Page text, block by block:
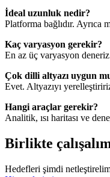
İdeal uzunluk nedir?
Platforma bağlıdır. Ayrıca
Kaç varyasyon gerekir?
En az üç varyasyon
Çok dilli altyazı uygun
Evet. Altyazıyı
Hangi araçlar gerekir?
Analitik, ısı haritası ve
Birlikte
Hedefleri şimdi